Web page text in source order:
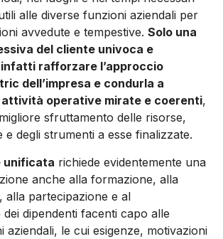
alle diverse funzioni aziendali per
avvedute e tempestive. Solo una
del cliente univoca e
rafforzare l’approccio
dell’impresa e condurla a
operative mirate e coerenti,
sfruttamento delle risorse,
e degli strumenti a esse finalizzate.
unificata richiede evidentemente una
anche alla formazione, alla
alla partecipazione e al
dipendenti facenti capo alle
aziendali, le cui esigenze, motivazioni